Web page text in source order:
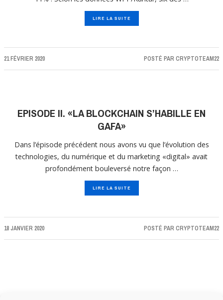
LIRE LA SUITE
21 FÉVRIER 2020 POSTÉ PAR CRYPTOTEAM22
EPISODE II. «LA BLOCKCHAIN S’HABILLE EN
GAFA»
Dans l’épisode précédent nous avons vu que l’évolution des
technologies, du numérique et du marketing «digital» avait
profondément bouleversé notre façon …
LIRE LA SUITE
18 JANVIER 2020 POSTÉ PAR CRYPTOTEAM22